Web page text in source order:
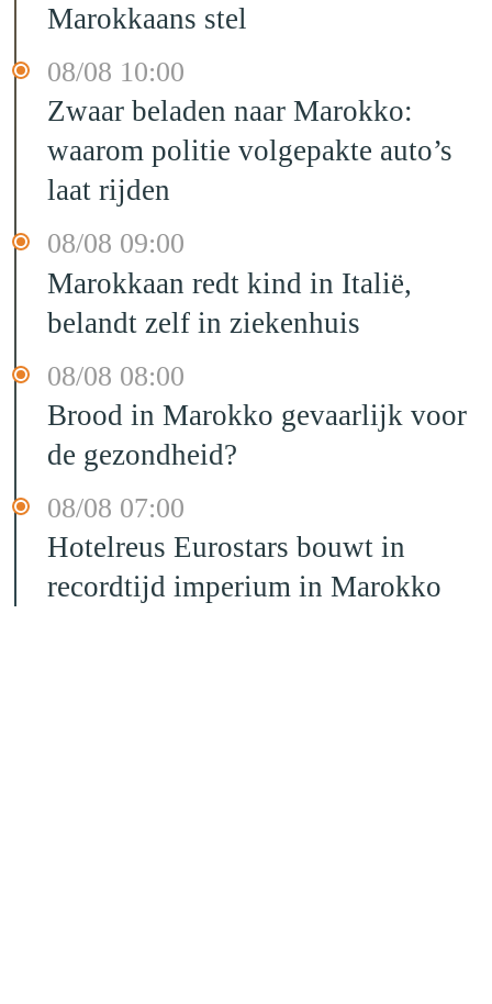
Marokkaans stel
08/08 10:00
Zwaar beladen naar Marokko:
waarom politie volgepakte auto’s
laat rijden
08/08 09:00
Marokkaan redt kind in Italië,
belandt zelf in ziekenhuis
08/08 08:00
Brood in Marokko gevaarlijk voor
de gezondheid?
08/08 07:00
Hotelreus Eurostars bouwt in
recordtijd imperium in Marokko